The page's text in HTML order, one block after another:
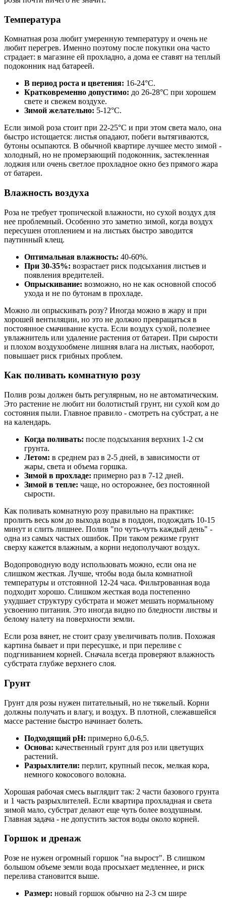
Температура
Комнатная роза любит умеренную температуру и очень не
любит перегрев. Именно поэтому после покупки она часто
страдает: в магазине ей прохладно, а дома ее ставят на теплый
подоконник над батареей.
В период роста и цветения: 16-24°C.
Кратковременно допустимо: до 26-28°C при хорошем
свете и свежем воздухе.
Зимой желательно: 5-12°C.
Если зимой роза стоит при 22-25°C и при этом света мало, она
быстро истощается: листья опадают, побеги вытягиваются,
бутоны осыпаются. В обычной квартире лучшее место зимой -
холодный, но не промерзающий подоконник, застекленная
лоджия или очень светлое прохладное окно без прямого жара
от батареи.
Влажность воздуха
Роза не требует тропической влажности, но сухой воздух для
нее проблемный. Особенно это заметно зимой, когда воздух
пересушен отоплением и на листьях быстро заводится
паутинный клещ.
Оптимальная влажность: 40-60%.
При 30-35%: возрастает риск подсыхания листьев и
появления вредителей.
Опрыскивание: возможно, но не как основной способ
ухода и не по бутонам в прохладе.
Можно ли опрыскивать розу? Иногда можно в жару и при
хорошей вентиляции, но это не должно превращаться в
постоянное смачивание куста. Если воздух сухой, полезнее
увлажнитель или удаление растения от батареи. При сырости
и плохом воздухообмене лишняя влага на листьях, наоборот,
повышает риск грибных проблем.
Как поливать комнатную розу
Полив розы должен быть регулярным, но не автоматическим.
Это растение не любит ни болотистый грунт, ни сухой ком до
состояния пыли. Главное правило - смотреть на субстрат, а не
на календарь.
Когда поливать: после подсыхания верхних 1-2 см
грунта.
Летом: в среднем раз в 2-5 дней, в зависимости от
жары, света и объема горшка.
Зимой в прохладе: примерно раз в 7-12 дней.
Зимой в тепле: чаще, но осторожнее, без постоянной
сырости.
Как поливать комнатную розу правильно на практике:
пролить весь ком до выхода воды в поддон, подождать 10-15
минут и слить лишнее. Полив "по чуть-чуть каждый день" -
одна из самых частых ошибок. При таком режиме грунт
сверху кажется влажным, а корни недополучают воздух.
Водопроводную воду использовать можно, если она не
слишком жесткая. Лучше, чтобы вода была комнатной
температуры и отстоянной 12-24 часа. Фильтрованная вода
подходит хорошо. Слишком жесткая вода постепенно
ухудшает структуру субстрата и может мешать нормальному
усвоению питания. Это иногда видно по бледности листвы и
белому налету на поверхности земли.
Если роза вянет, не стоит сразу увеличивать полив. Похожая
картина бывает и при пересушке, и при переливе с
подгниванием корней. Сначала всегда проверяют влажность
субстрата глубже верхнего слоя.
Грунт
Грунт для розы нужен питательный, но не тяжелый. Корни
должны получать и влагу, и воздух. В плотной, слежавшейся
массе растение быстро начинает болеть.
Подходящий pH: примерно 6,0-6,5.
Основа: качественный грунт для роз или цветущих
растений.
Разрыхлители: перлит, крупный песок, мелкая кора,
немного кокосового волокна.
Хорошая рабочая смесь выглядит так: 2 части базового грунта
и 1 часть разрыхлителей. Если квартира прохладная и света
зимой мало, субстрат делают еще чуть более воздушным.
Главная задача - не допустить застоя воды около корней.
Горшок и дренаж
Розе не нужен огромный горшок "на вырост". В слишком
большом объеме земли вода просыхает медленнее, и риск
перелива становится выше.
Размер: новый горшок обычно на 2-3 см шире